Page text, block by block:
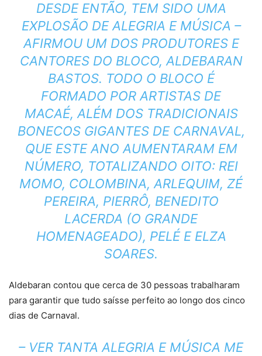
DESDE ENTÃO, TEM SIDO UMA
EXPLOSÃO DE ALEGRIA E MÚSICA –
AFIRMOU UM DOS PRODUTORES E
CANTORES DO BLOCO, ALDEBARAN
BASTOS. TODO O BLOCO É
FORMADO POR ARTISTAS DE
MACAÉ, ALÉM DOS TRADICIONAIS
BONECOS GIGANTES DE CARNAVAL,
QUE ESTE ANO AUMENTARAM EM
NÚMERO, TOTALIZANDO OITO: REI
MOMO, COLOMBINA, ARLEQUIM, ZÉ
PEREIRA, PIERRÔ, BENEDITO
LACERDA (O GRANDE
HOMENAGEADO), PELÉ E ELZA
SOARES.
Aldebaran contou que cerca de 30 pessoas trabalharam
para garantir que tudo saísse perfeito ao longo dos cinco
dias de Carnaval.
– VER TANTA ALEGRIA E MÚSICA ME